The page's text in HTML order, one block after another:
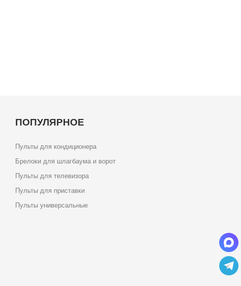
ПОПУЛЯРНОЕ
Пульты для кондиционера
Брелоки для шлагбаума и ворот
Пульты для телевизора
Пульты для приставки
Пульты универсальные